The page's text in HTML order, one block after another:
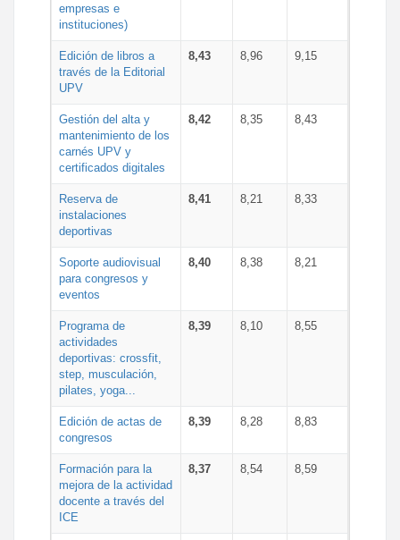
empresas e
instituciones)
Edición de libros a
través de la Editorial
UPV
8,43 8,96 9,15
Gestión del alta y
mantenimiento de los
carnés UPV y
certificados digitales
8,42 8,35 8,43
Reserva de
instalaciones
deportivas
8,41 8,21 8,33
Soporte audiovisual
para congresos y
eventos
8,40 8,38 8,21
Programa de
actividades
deportivas: crossfit,
step, musculación,
pilates, yoga...
8,39 8,10 8,55
Edición de actas de
congresos
8,39 8,28 8,83
Formación para la
mejora de la actividad
docente a través del
ICE
8,37 8,54 8,59